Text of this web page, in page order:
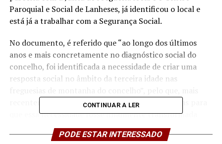
Paroquial e Social de Lanheses, já identificou o local e
está já a trabalhar com a Segurança Social.
No documento, é referido que “ao longo dos últimos
anos e mais concretamente no diagnóstico social do
concelho, foi identificada a necessidade de criar uma
resposta social no âmbito da terceira idade nas
recentemente, “várias diligências foram efetuadas para
que essa necessidade fosse finalmente transformada
numa realidade, mais concretamente na freguesia da
Montaria”.
CONTINUAR A LER
PODE ESTAR INTERESSADO